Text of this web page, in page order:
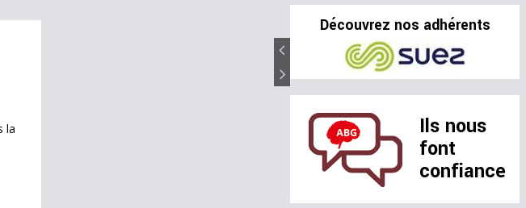
la
Découvrez nos adhérents
Ils nous
font
confiance